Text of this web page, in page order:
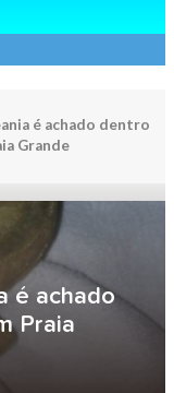
é achado dentro
Grande
é achado
Praia